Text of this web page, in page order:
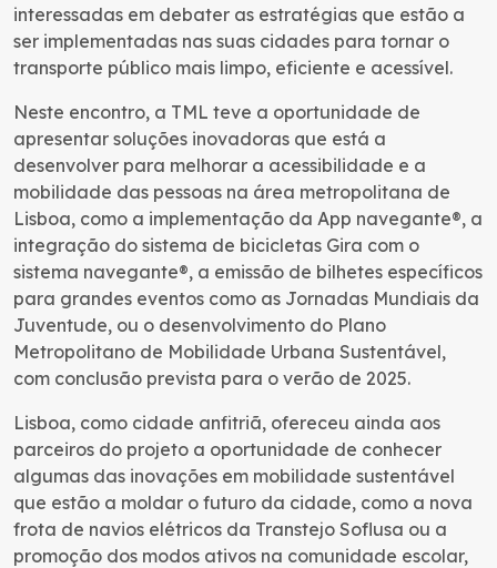
interessadas em debater as estratégias que estão a
ser implementadas nas suas cidades para tornar o
transporte público mais limpo, eficiente e acessível.
Neste encontro, a TML teve a oportunidade de
apresentar soluções inovadoras que está a
desenvolver para melhorar a acessibilidade e a
mobilidade das pessoas na área metropolitana de
Lisboa, como a implementação da App navegante®, a
integração do sistema de bicicletas Gira com o
sistema navegante®, a emissão de bilhetes específicos
para grandes eventos como as Jornadas Mundiais da
Juventude, ou o desenvolvimento do Plano
Metropolitano de Mobilidade Urbana Sustentável,
com conclusão prevista para o verão de 2025.
Lisboa, como cidade anfitriã, ofereceu ainda aos
parceiros do projeto a oportunidade de conhecer
algumas das inovações em mobilidade sustentável
que estão a moldar o futuro da cidade, como a nova
frota de navios elétricos da Transtejo Soflusa ou a
promoção dos modos ativos na comunidade escolar,